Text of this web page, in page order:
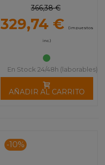
X3 / Max X3 Turbo 1200
366,38 €
329,74 € (impuestos
inc.)
En Stock 24/48h (laborables)
AÑADIR AL CARRITO
-10%